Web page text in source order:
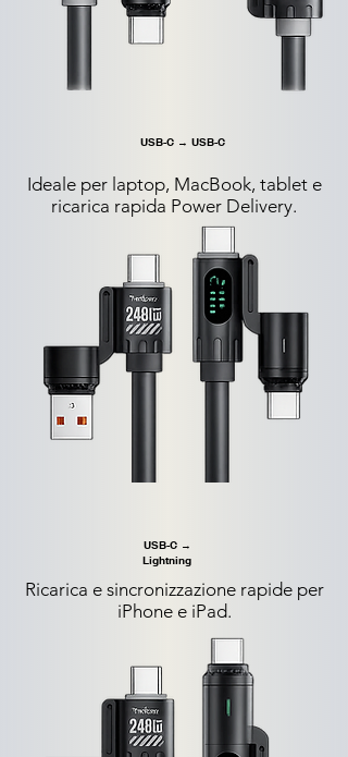
USB-C → USB-C
Ideale per laptop, MacBook, tablet e
ricarica rapida Power Delivery.
USB-C →
Lightning
Ricarica e sincronizzazione rapide per
iPhone e iPad.